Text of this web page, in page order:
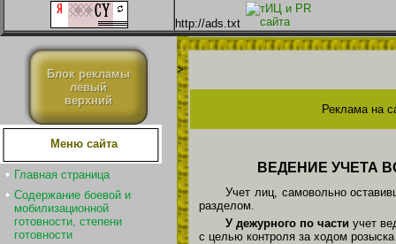
http://ads.txt
Блок рекламы
левый
верхний
Меню сайта
Главная страница
Содержание боевой и
мобилизационной
готовности, степени
готовности
>
Реклама на
ВЕДЕНИЕ УЧЕТА
Учет лиц, самовольно
разделом.
У дежурного по части учет
с целью контроля за ходом